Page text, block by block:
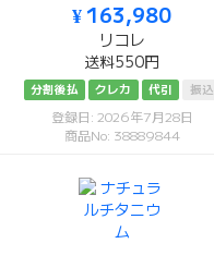
¥ 163,980
リコレ
送料550円
分割後払 クレカ 代引 振込
登録日: 2026年7月28日
商品No: 38889844